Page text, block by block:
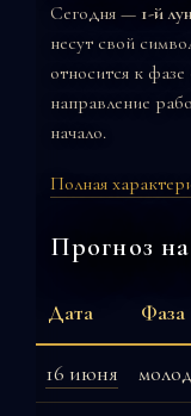
Сегодня — 1-й
несут свой
относится к
направление
начало.
Полная
Прогноз
Дата Фаза
16 июня